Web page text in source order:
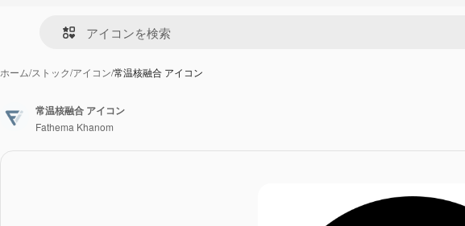
ホーム/ストック/アイコン/常温核融合 アイコン
常温核融合 アイコン
Fathema Khanom